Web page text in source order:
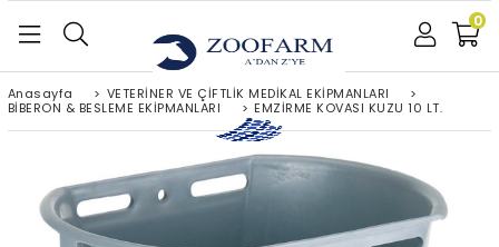
0
Anasayfa > VETERİNER VE ÇİFTLİK MEDİKAL EKİPMANLARI
>
BİBERON & BESLEME EKİPMANLARI
> EMZİRME KOVASI KUZU 10 LT.